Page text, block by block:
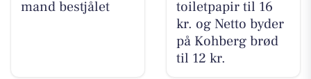
mand bestjålet
toiletpapir til 16
kr. og Netto byder
på Kohberg brød
til 12 kr.